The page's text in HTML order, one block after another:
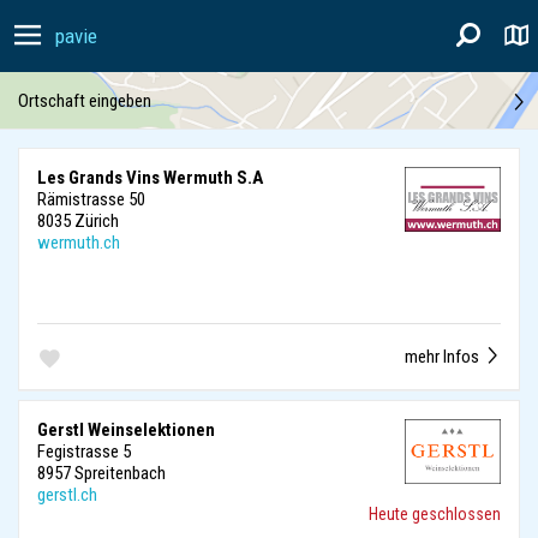
pavie
Ortschaft eingeben
Les Grands Vins Wermuth S.A
Rämistrasse 50
8035 Zürich
wermuth.ch
mehr Infos
Gerstl Weinselektionen
Fegistrasse 5
8957 Spreitenbach
gerstl.ch
Heute geschlossen